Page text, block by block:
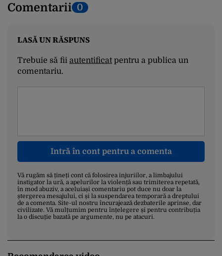
Comentarii 0
LASĂ UN RĂSPUNS
Trebuie să fii autentificatpentru a publica un
comentariu.
Intră în cont pentru a comenta
Vă rugăm să țineți cont că folosirea injuriilor, a limbajului
instigator la ură, a apelurilor la violență sau trimiterea repetată,
în mod abuziv, a aceluiași comentariu pot duce nu doar la
ștergerea mesajului, ci și la suspendarea temporară a dreptului
de a comenta. Site-ul nostru încurajează dezbaterile aprinse, dar
civilizate. Vă mulțumim pentru înțelegere și pentru contribuția
la o discuție bazată pe argumente, nu pe atacuri.